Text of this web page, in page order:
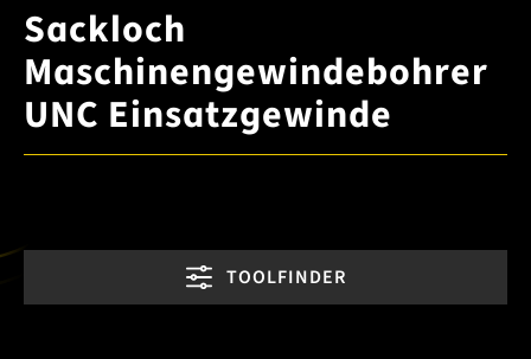
Sackloch
Maschinengewindebohrer
UNC Einsatzgewinde
TOOLFINDER